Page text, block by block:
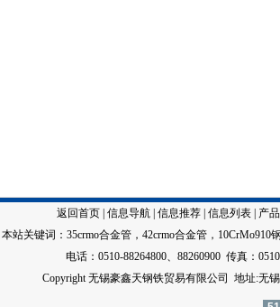
返回首页 信息导航 信息推荐 信息列表 产
本站关键词： 35crmo合金管 ， 42crmo合金管 ， 10CrMo910
电话：0510-88264800、88260900 传真：
Copyright 无锡豪鑫天钢铁贸易有限公司 地址:无